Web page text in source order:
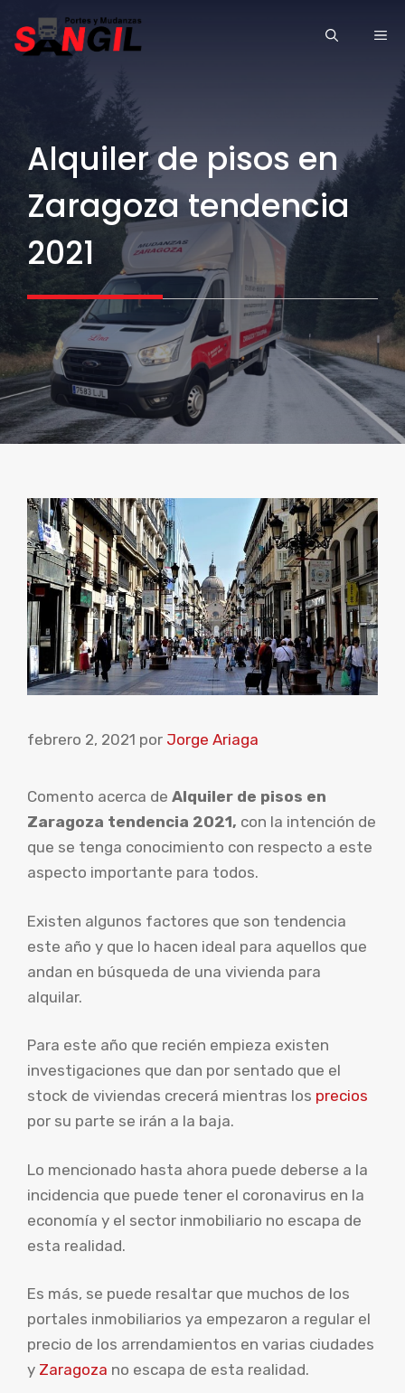
Alquiler de pisos en
Zaragoza tendencia
2021
febrero 2, 2021 por Jorge Ariaga
Comento acerca de Alquiler de pisos en
Zaragoza tendencia 2021, con la intención de
que se tenga conocimiento con respecto a este
aspecto importante para todos.
Existen algunos factores que son tendencia
este año y que lo hacen ideal para aquellos que
andan en búsqueda de una vivienda para
alquilar.
Para este año que recién empieza existen
investigaciones que dan por sentado que el
stock de viviendas crecerá mientras los precios
por su parte se irán a la baja.
Lo mencionado hasta ahora puede deberse a la
incidencia que puede tener el coronavirus en la
economía y el sector inmobiliario no escapa de
esta realidad.
Es más, se puede resaltar que muchos de los
portales inmobiliarios ya empezaron a regular el
precio de los arrendamientos en varias ciudades
y Zaragoza no escapa de esta realidad.